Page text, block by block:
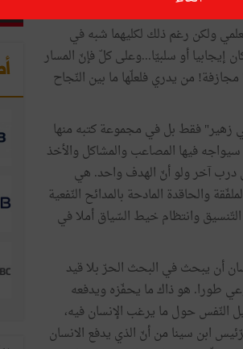
إبداعي.
ولكن رغم ذلك لكليهما شبه في
إيجابيا أو سلبيّا...وعلى كلّ فإنّ المسار
من يدري فلعلّها ما بين النّجاح
زهير" فقط بل في مجموعة كتبه منها
فيها المصاعب والمشاكل والأخذ
درب آخر ولو أنّ الهدف واحد. هي
والحاقدة المادحة بالمدائح النّفعية
وانتظام خيط السّياق أملا في
أن يبحث في البحث الحرّ بلا قيد
طورا. هو ذاك ما يحفّزه ويدفعه
النّفس حول ما يرغب الإنسان فيه،
ابن سينا من أنّ الذي يدفع الانسان